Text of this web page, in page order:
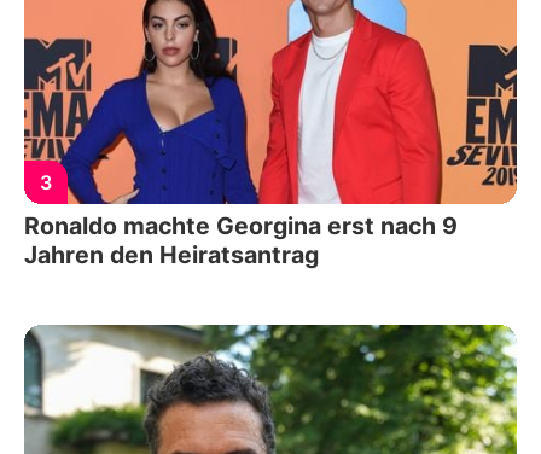
3
Ronaldo machte Georgina erst nach 9
Jahren den Heiratsantrag